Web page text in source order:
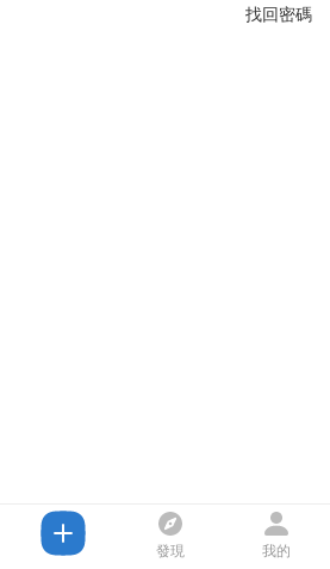
找回密碼
發現 我的